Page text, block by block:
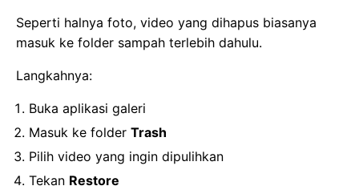
Seperti halnya foto, video yang dihapus biasanya
masuk ke folder sampah terlebih dahulu.
Langkahnya:
Buka aplikasi galeri
Masuk ke folder Trash
Pilih video yang ingin dipulihkan
Tekan Restore